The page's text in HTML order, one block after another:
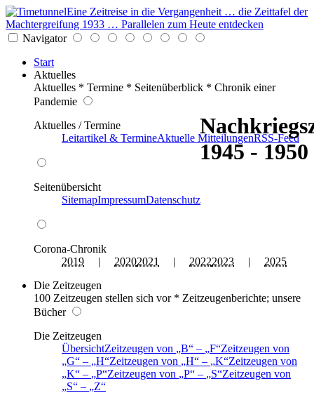
Eine Zeitreise in die Vergangenheit … die Zeittafel der
Machtergreifung 1933 … Parallelen zum Heute entdecken
Navigator
Start
Aktuelles
Aktuelles * Termine * Seitenüberblick * Chronik einer
Pandemie
Aktuelles / Termine
Leitartikel & TermineAktuelle MitteilungenRSS-Feed
Seitenübersicht
SitemapImpressumDatenschutz
Corona-Chronik
2019 | 20202021 | 20222023 | 2025
Die Zeitzeugen
100 Zeitzeugen stellen sich vor * Zeitzeugenberichte; unsere
Bücher
Die Zeitzeugen
ÜbersichtZeitzeugen von B – F Zeitzeugen von
G
– H Zeitzeugen von H – K Zeitzeugen von
K
– P Zeitzeugen von P – S Zeitzeugen von
S
–
Z
1945 - 1950